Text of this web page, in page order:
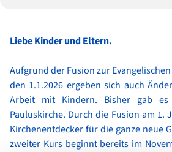
Liebe Kinder und Eltern.
Aufgrund der Fusion zur
den 1.1.2026 ergeben sich auch
Arbeit mit Kindern. Bisher gab
Pauluskirche. Durch die Fusion am 1.
Kirchenentdecker für die ganze neue
zweiter Kurs beginnt bereits im